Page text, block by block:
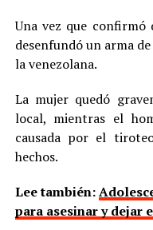
Una vez que confirmó
desenfundó un arma
la venezolana.
La mujer quedó
local, mientras el
causada por el
hechos.
Lee también:
para asesinar y dejar